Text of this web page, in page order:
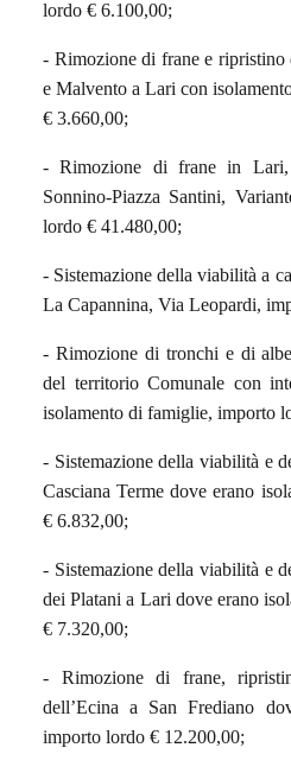
lordo € 6.100,00;
- Rimozione di frane e
e Malvento a Lari con
€ 3.660,00;
- Rimozione di frane in
Sonnino-Piazza Santini,
lordo € 41.480,00;
- Sistemazione della viabilità a
La Capannina, Via Leopardi,
- Rimozione di tronchi e di
del territorio Comunale con
isolamento di famiglie, importo
- Sistemazione della viabilità e
Casciana Terme dove erano
€ 6.832,00;
- Sistemazione della viabilità e
dei Platani a Lari dove erano
€ 7.320,00;
- Rimozione di frane,
dell’Ecina a San Frediano
importo lordo € 12.200,00;